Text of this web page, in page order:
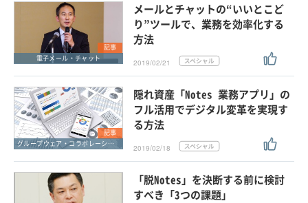
記事
電子メール・チャット
メールとチャットの“いいとこど
り”ツールで、業務を効率化する
方法
2019/02/21
記事
グループウェア・コラボレーション
隠れ資産「Notes 業務アプリ」の
フル活用でデジタル変革を実現す
る方法
2019/02/18
「脱Notes」を決断する前に検討
すべき「3つの課題」